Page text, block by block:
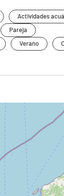
Actividades
Pareja
Verano